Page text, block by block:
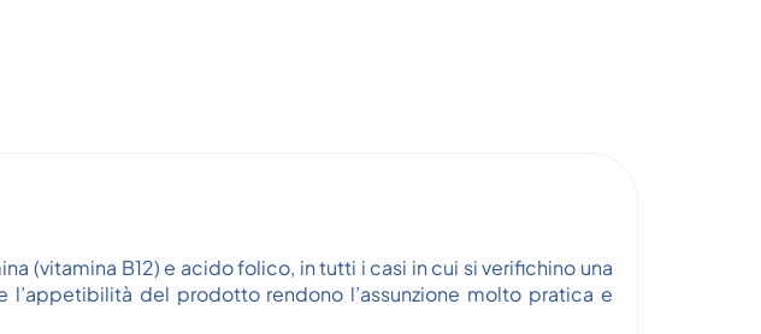
(vitamina B12) e acido folico, in tutti i casi in cui si verifichino una
del prodotto rendono l’assunzione molto pratica e